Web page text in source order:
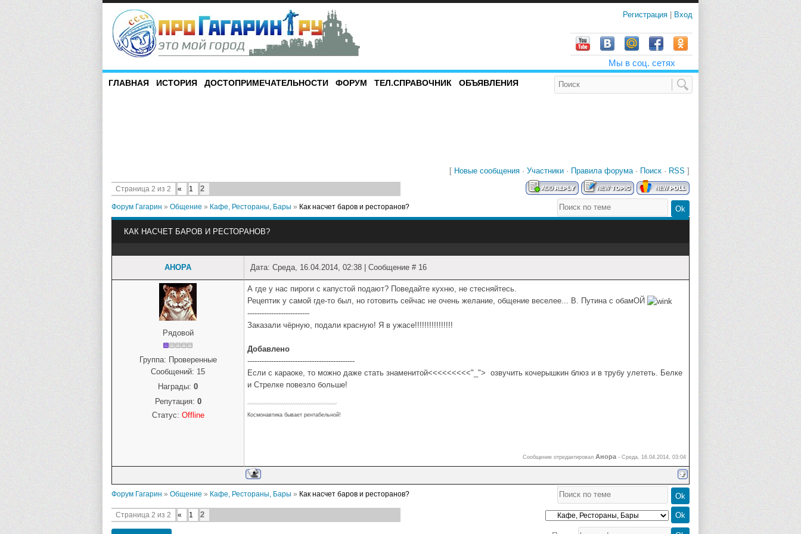
Регистрация Вход
Мы в соц. сетях
ГЛАВНАЯ ИСТОРИЯ ДОСТОПРИМЕЧАТЕЛЬНОСТИ ФОРУМ ТЕЛ.СПРАВОЧНИК ОБЪЯВЛЕНИЯ
[ Новые сообщения · Участники · Правила форума· Поиск · RSS ]
Страница 2 из 2 « 1 2
Форум Гагарин » Общение » Кафе, Рестораны, Бары » Как насчет баров и ресторанов?
КАК НАСЧЕТ БАРОВ И РЕСТОРАНОВ?
АНОРА Дата: Среда, 16.04.2014, 02:38 | Сообщение # 16
Рядовой
Группа: Проверенные
Сообщений: 15
Награды: 0
Репутация: 0
Статус: Offline
А где у нас пироги с капустой подают? Поведайте кухню, не стесняйтесь.
Рецептик у самой где-то был, но готовить сейчас не очень желание, общение веселее... В. Путина с обамОЙ
--------------------------
Заказали чёрную, подали красную! Я в ужасе!!!!!!!!!!!!!!!!
Добавлено
---------------------------------------------
Если с караоке, то можно даже стать знаменитой<<<<<<<<<"_"> озвучить кочерышкин блюз и в трубу улететь. Белке
и Стрелке повезло больше!
Космонавтика бывает рентабельной!
Сообщение отредактировал Анора - Среда, 16.04.2014, 03:04
Форум Гагарин » Общение » Кафе, Рестораны, Бары » Как насчет баров и ресторанов?
Страница 2 из 2 « 1 2